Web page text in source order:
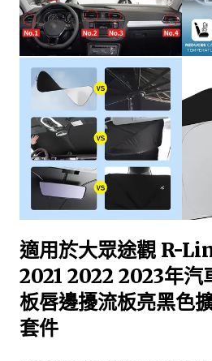
適用於大眾途觀 R-
2021 2022 2023年汽
板唇邊擾流板亮黑色
套件